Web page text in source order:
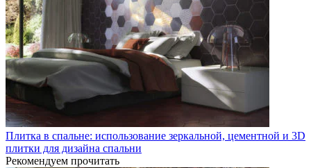
Плитка в спальне: использование зеркальной, цементной и 3D
плитки для дизайна спальни
Рекомендуем прочитать